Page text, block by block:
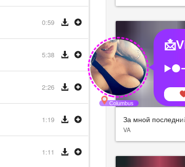
0:59
5:38
2:26
1:19
1:11
За мной последний
VA